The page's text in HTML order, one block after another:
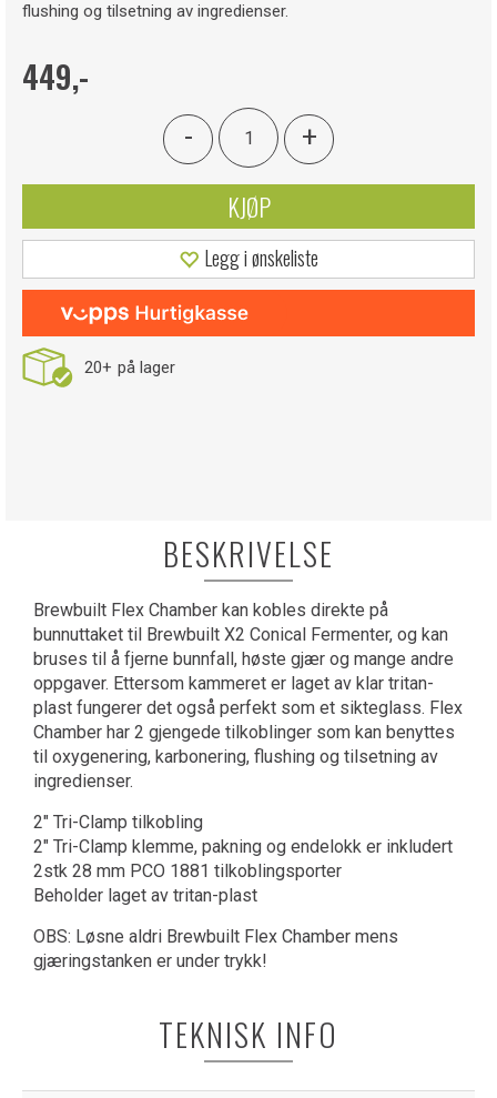
flushing og tilsetning av ingredienser.
449,-
- +
KJØP
Legg i ønskeliste
20+ på lager
BESKRIVELSE
Brewbuilt Flex Chamber kan kobles direkte på
bunnuttaket til Brewbuilt X2 Conical Fermenter, og kan
bruses til å fjerne bunnfall, høste gjær og mange andre
oppgaver. Ettersom kammeret er laget av klar tritan-
plast fungerer det også perfekt som et sikteglass. Flex
Chamber har 2 gjengede tilkoblinger som kan benyttes
til oxygenering, karbonering, flushing og tilsetning av
ingredienser.
2" Tri-Clamp tilkobling
2" Tri-Clamp klemme, pakning og endelokk er inkludert
2stk 28 mm PCO 1881 tilkoblingsporter
Beholder laget av tritan-plast
OBS: Løsne aldri Brewbuilt Flex Chamber mens
gjæringstanken er under trykk!
TEKNISK INFO